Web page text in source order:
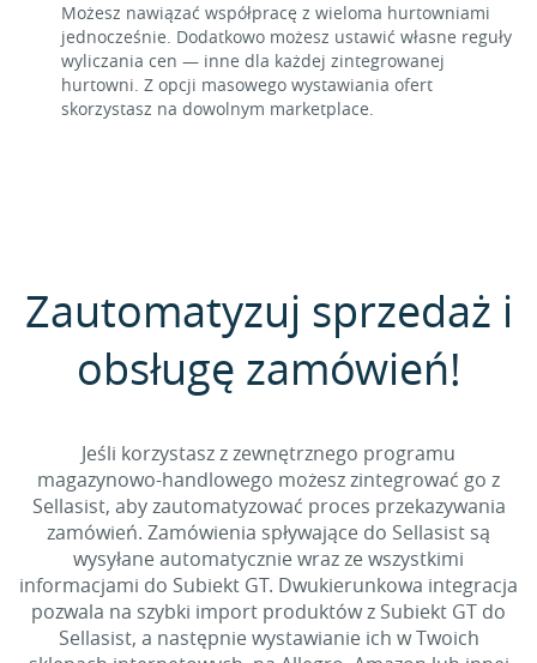
Możesz nawiązać współpracę z wieloma hurtowniami
jednocześnie. Dodatkowo możesz ustawić własne reguły
wyliczania cen — inne dla każdej zintegrowanej
hurtowni. Z opcji masowego wystawiania ofert
skorzystasz na dowolnym marketplace.
Zautomatyzuj sprzedaż i
obsługę zamówień!
Jeśli korzystasz z zewnętrznego programu
magazynowo-handlowego możesz zintegrować go z
Sellasist, aby zautomatyzować proces przekazywania
zamówień. Zamówienia spływające do Sellasist są
wysyłane automatycznie wraz ze wszystkimi
informacjami do Subiekt GT. Dwukierunkowa integracja
pozwala na szybki import produktów z Subiekt GT do
Sellasist, a następnie wystawianie ich w Twoich